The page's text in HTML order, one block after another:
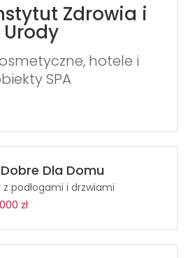
Zdrowia i
Urody
hotele i
SPA
Dla Domu
z podłogami i drzwiami
zł